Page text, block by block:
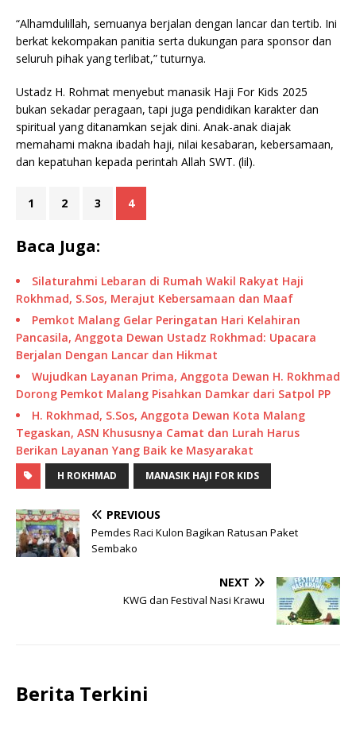
“Alhamdulillah, semuanya berjalan dengan lancar dan tertib. Ini
berkat kekompakan panitia serta dukungan para sponsor dan
seluruh pihak yang terlibat,” tuturnya.
Ustadz H. Rohmat menyebut manasik Haji For Kids 2025
bukan sekadar peragaan, tapi juga pendidikan karakter dan
spiritual yang ditanamkan sejak dini. Anak-anak diajak
memahami makna ibadah haji, nilai kesabaran, kebersamaan,
dan kepatuhan kepada perintah Allah SWT. (lil).
1 2 3 4
Baca Juga:
Silaturahmi Lebaran di Rumah Wakil Rakyat Haji
Rokhmad, S.Sos, Merajut Kebersamaan dan Maaf
Pemkot Malang Gelar Peringatan Hari Kelahiran
Pancasila, Anggota Dewan Ustadz Rokhmad: Upacara
Berjalan Dengan Lancar dan Hikmat
Wujudkan Layanan Prima, Anggota Dewan H. Rokhmad
Dorong Pemkot Malang Pisahkan Damkar dari Satpol PP
H. Rokhmad, S.Sos, Anggota Dewan Kota Malang
Tegaskan, ASN Khususnya Camat dan Lurah Harus
Berikan Layanan Yang Baik ke Masyarakat
H ROKHMAD MANASIK HAJI FOR KIDS
PREVIOUS
Pemdes Raci Kulon Bagikan Ratusan Paket
Sembako
NEXT
KWG dan Festival Nasi Krawu
Berita Terkini